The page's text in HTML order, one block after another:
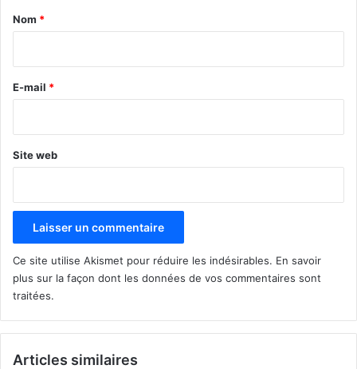
a
e
Nom *
E-mail *
Site web
Ce site utilise Akismet pour réduire les indésirables. En savoir
plus sur la façon dont les données de vos commentaires sont
traitées.
Articles similaires